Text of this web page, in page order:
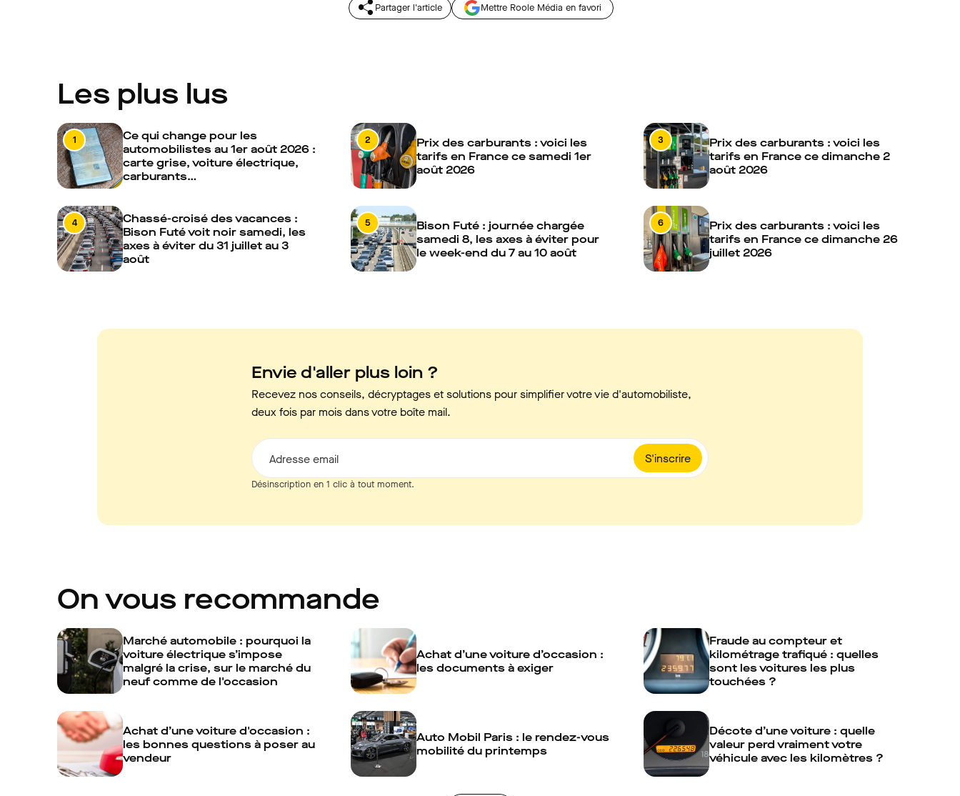
Partager l'article Mettre Roole Média en favori
Les plus lus
1
Ce qui change pour les
automobilistes au 1er août 2026 :
carte grise, voiture électrique,
carburants…
2
Prix des carburants : voici les
tarifs en France ce samedi 1er
août 2026
3
Prix des carburants : voici les
tarifs en France ce dimanche 2
août 2026
4
Chassé-croisé des vacances :
Bison Futé voit noir samedi, les
axes à éviter du 31 juillet au 3
août
5
Bison Futé : journée chargée
samedi 8, les axes à éviter pour
le week-end du 7 au 10 août
6
Prix des carburants : voici les
tarifs en France ce dimanche 26
juillet 2026
Envie d'aller plus loin ?
Recevez nos conseils, décryptages et solutions pour simplifier votre vie d'automobiliste,
deux fois par mois dans votre boîte mail.
S'inscrire
Adresse email
Désinscription en 1 clic à tout moment.
On vous recommande
Marché automobile : pourquoi la
voiture électrique s’impose
malgré la crise, sur le marché du
neuf comme de l'occasion
Achat d’une voiture d’occasion :
les documents à exiger
Fraude au compteur et
kilométrage trafiqué : quelles
sont les voitures les plus
touchées ?
Achat d’une voiture d'occasion :
les bonnes questions à poser au
vendeur
Auto Mobil Paris : le rendez-vous
mobilité du printemps
Décote d’une voiture : quelle
valeur perd vraiment votre
véhicule avec les kilomètres ?